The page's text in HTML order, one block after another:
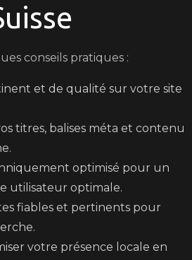
conseils pratiques :
et de qualité sur votre site
titres, balises méta et contenu
optimisé pour un
utilisateur optimale.
fiables et pertinents pour
votre présence locale en